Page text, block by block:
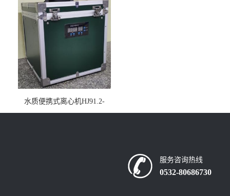
水质便携式离心机HJ91.2-
2022地表水总磷监测内置有
服务咨询热线
0532-80686730